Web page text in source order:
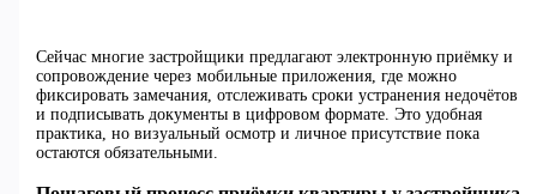
Сейчас многие застройщики предлагают электронную приёмку и
сопровождение через мобильные приложения, где можно
фиксировать замечания, отслеживать сроки устранения недочётов
и подписывать документы в цифровом формате. Это удобная
практика, но визуальный осмотр и личное присутствие пока
остаются обязательными.